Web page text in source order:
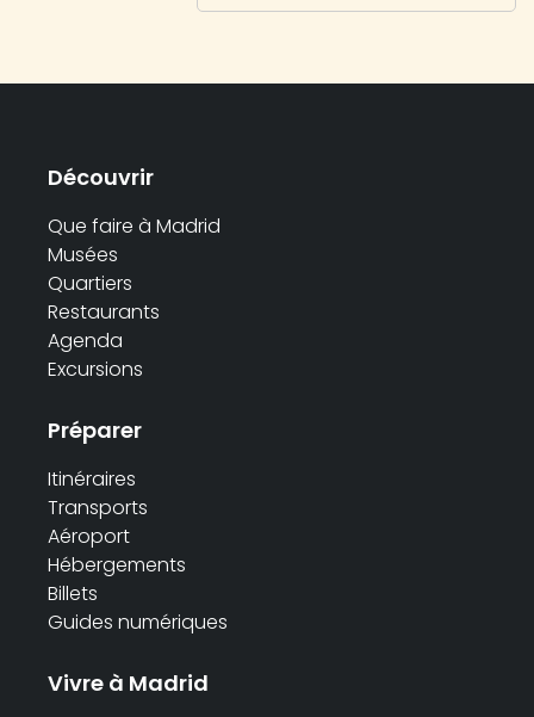
Découvrir
Que faire à Madrid
Musées
Quartiers
Restaurants
Agenda
Excursions
Préparer
Itinéraires
Transports
Aéroport
Hébergements
Billets
Guides numériques
Vivre à Madrid